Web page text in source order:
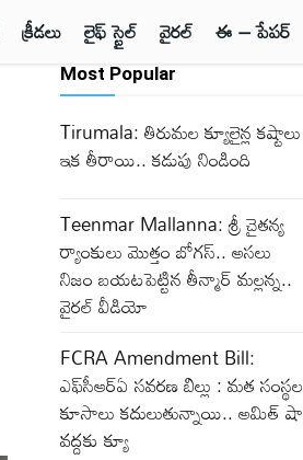
క్రీడలు లైఫ్ స్టైల్ వైరల్ ఈ – పేపర్
Most Popular
Tirumala: తిరుమల క్యూలైన్ల కష్టాలు
ఇక తీరాయి.. కడుపు నిండింది
Teenmar Mallanna: శ్రీ చైతన్య
ర్యాంకులు మొత్తం బోగస్.. అసలు
నిజం బయటపెట్టిన తీన్మార్ మల్లన్న..
వైరల్ వీడియో
FCRA Amendment Bill:
ఎఫ్‌సీఆర్‌ఏ సవరణ బిల్లు : మత సంస్థల
కూసాలు కదులుతున్నాయి.. అమిత్ షా
వద్దకు క్యూ